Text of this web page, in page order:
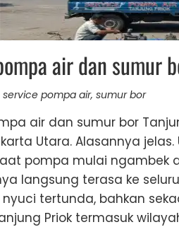
air dan sumur
service pompa air, sumur bor
air dan sumur bor
Utara. Alasannya
pompa mulai ngambek
langsung terasa ke
nyuci tertunda, bahkan
Priok termasuk